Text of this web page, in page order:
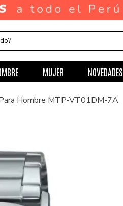
MUJER NOVEDADES
Hombre MTP-VT01DM-7A